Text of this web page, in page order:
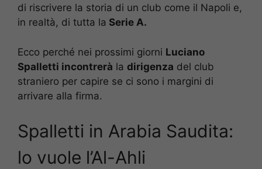
di riscrivere la storia di un club come il Napoli e,
in realtà, di tutta la Serie A.
Ecco perché nei prossimi giorni Luciano
Spalletti incontrerà la dirigenza del club
straniero per capire se ci sono i margini di
arrivare alla firma.
Spalletti in Arabia Saudita:
lo vuole l’Al-Ahli